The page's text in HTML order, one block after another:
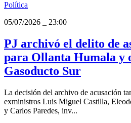
Política
05/07/2026
23:00
PJ archivó el delito de
para Ollanta Humala y
Gasoducto Sur
La decisión del archivo de acusación
exministros Luis Miguel Castilla,
y Carlos Paredes, inv...